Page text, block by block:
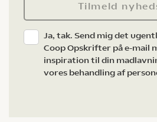
Tilmeld
Ja, tak. Send mig det
Coop Opskrifter på e-mail
inspiration til din
vores behandling af